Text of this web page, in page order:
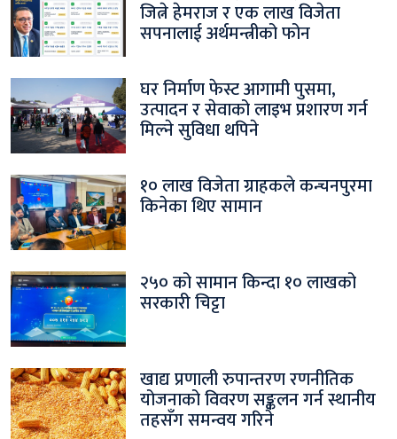
जित्ने हेमराज र एक लाख विजेता
सपनालाई अर्थमन्त्रीको फोन
घर निर्माण फेस्ट आगामी पुसमा,
उत्पादन र सेवाको लाइभ प्रशारण गर्न
मिल्ने सुविधा थपिने
१० लाख विजेता ग्राहकले कन्चनपुरमा
किनेका थिए सामान
२५० को सामान किन्दा १० लाखको
सरकारी चिट्टा
खाद्य प्रणाली रुपान्तरण रणनीतिक
योजनाको विवरण सङ्कलन गर्न स्थानीय
तहसँग समन्वय गरिने